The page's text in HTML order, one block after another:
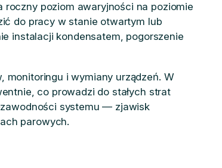
poziom awaryjności na poziomie
do pracy w stanie otwartym lub
instalacji kondensatem, pogorszenie
monitoringu i wymiany urządzeń. W
co prowadzi do stałych strat
systemu — zjawisk
parowych.